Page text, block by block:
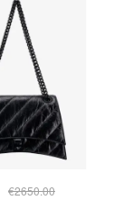
€2650.00